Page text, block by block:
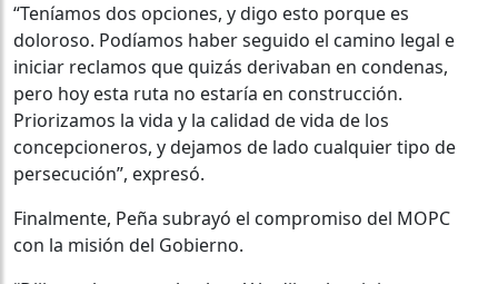
“Teníamos dos opciones, y digo esto porque es
doloroso. Podíamos haber seguido el camino legal e
iniciar reclamos que quizás derivaban en condenas,
pero hoy esta ruta no estaría en construcción.
Priorizamos la vida y la calidad de vida de los
concepcioneros, y dejamos de lado cualquier tipo de
persecución”, expresó.
Finalmente, Peña subrayó el compromiso del MOPC
con la misión del Gobierno.